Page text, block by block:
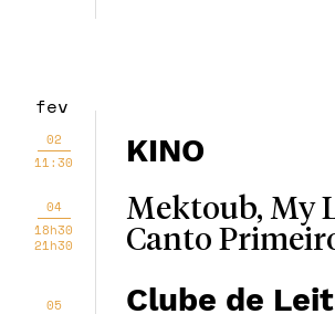
fev
02
11:30
KINO
04
18h30
21h30
Mektoub, My
Canto
05
Clube de